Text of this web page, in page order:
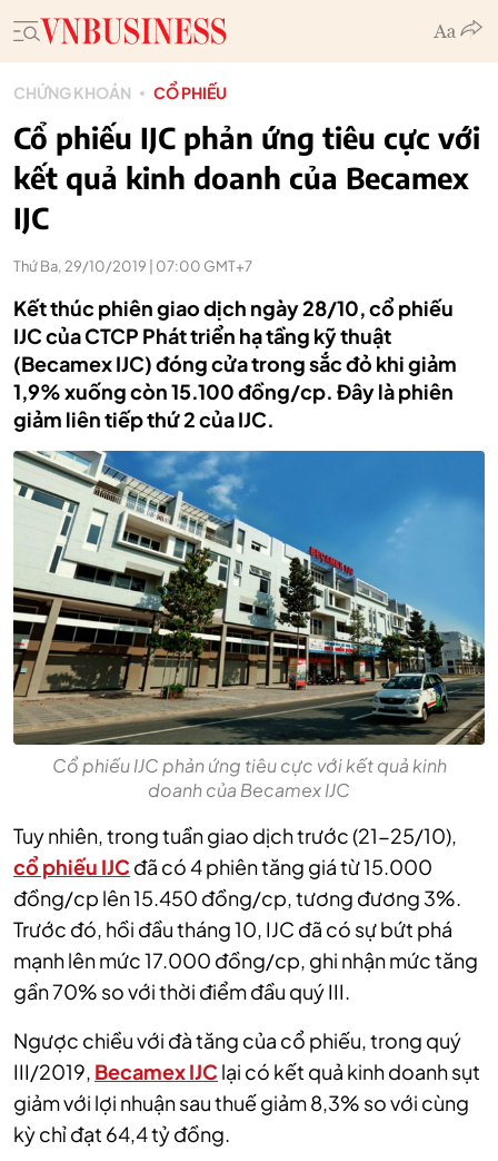
CHỨNG KHOÁN CỔ PHIẾU
Cổ phiếu IJC phản ứng tiêu cực với
kết quả kinh doanh của Becamex
IJC
Thứ Ba, 29/10/2019 | 07:00 GMT+7
Kết thúc phiên giao dịch ngày 28/10, cổ phiếu
IJC của CTCP Phát triển hạ tầng kỹ thuật
(Becamex IJC) đóng cửa trong sắc đỏ khi giảm
1,9% xuống còn 15.100 đồng/cp. Đây là phiên
giảm liên tiếp thứ 2 của IJC.
Cổ phiếu IJC phản ứng tiêu cực với kết quả kinh
doanh của Becamex IJC
Tuy nhiên, trong tuần giao dịch trước (21-25/10),
cổ phiếu IJC đã có 4 phiên tăng giá từ 15.000
đồng/cp lên 15.450 đồng/cp, tương đương 3%.
Trước đó, hồi đầu tháng 10, IJC đã có sự bứt phá
mạnh lên mức 17.000 đồng/cp, ghi nhận mức tăng
gần 70% so với thời điểm đầu quý III.
Ngược chiều với đà tăng của cổ phiếu, trong quý
III/2019, Becamex IJC lại có kết quả kinh doanh sụt
giảm với lợi nhuận sau thuế giảm 8,3% so với cùng
kỳ chỉ đạt 64,4 tỷ đồng.